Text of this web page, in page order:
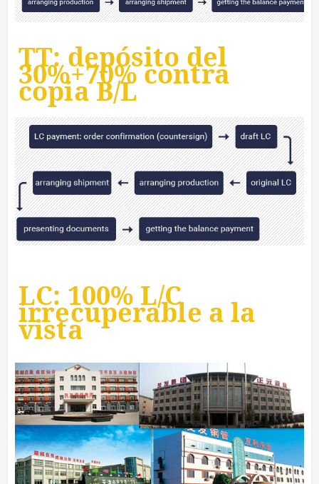
TT: depósito del
30%+70% contra
copia B/L
LC: 100% L/C
irrecuperable a la
vista